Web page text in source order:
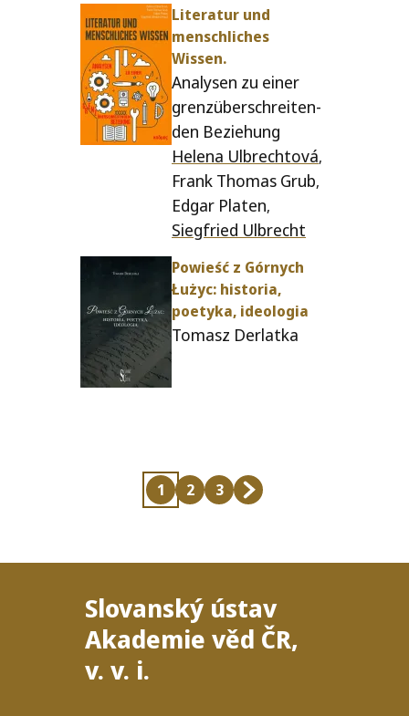
Literatur und
men­schlich­es
Wissen.
Analysen zu einer
gren­züber­schre­i­ten­
den Beziehung
Helena Ulbrechtová,
Frank Thomas Grub,
Edgar Platen,
Siegfried Ulbrecht
Powieść z Górnych
Łużyc: his­to­ria,
poe­t­y­ka, ideologia
Tomasz Derlatka
Aktuální
stránka
1 Stránka
2 Stránka
3 Poslední
stránka
Slovanský ústav
Akademie věd ČR,
v. v. i.